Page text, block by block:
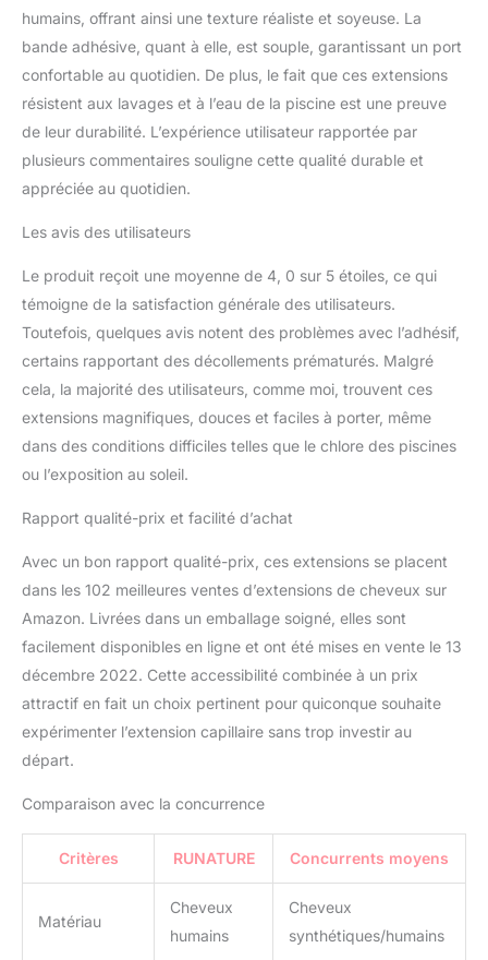
humains, offrant ainsi une texture réaliste et soyeuse. La
bande adhésive, quant à elle, est souple, garantissant un port
confortable au quotidien. De plus, le fait que ces extensions
résistent aux lavages et à l’eau de la piscine est une preuve
de leur durabilité. L’expérience utilisateur rapportée par
plusieurs commentaires souligne cette qualité durable et
appréciée au quotidien.
Les avis des utilisateurs
Le produit reçoit une moyenne de 4, 0 sur 5 étoiles, ce qui
témoigne de la satisfaction générale des utilisateurs.
Toutefois, quelques avis notent des problèmes avec l’adhésif,
certains rapportant des décollements prématurés. Malgré
cela, la majorité des utilisateurs, comme moi, trouvent ces
extensions magnifiques, douces et faciles à porter, même
dans des conditions difficiles telles que le chlore des piscines
ou l’exposition au soleil.
Rapport qualité-prix et facilité d’achat
Avec un bon rapport qualité-prix, ces extensions se placent
dans les 102 meilleures ventes d’extensions de cheveux sur
Amazon. Livrées dans un emballage soigné, elles sont
facilement disponibles en ligne et ont été mises en vente le 13
décembre 2022. Cette accessibilité combinée à un prix
attractif en fait un choix pertinent pour quiconque souhaite
expérimenter l’extension capillaire sans trop investir au
départ.
Comparaison avec la concurrence
Critères RUNATURE Concurrents moyens
Matériau
Cheveux
humains
Cheveux
synthétiques/humains